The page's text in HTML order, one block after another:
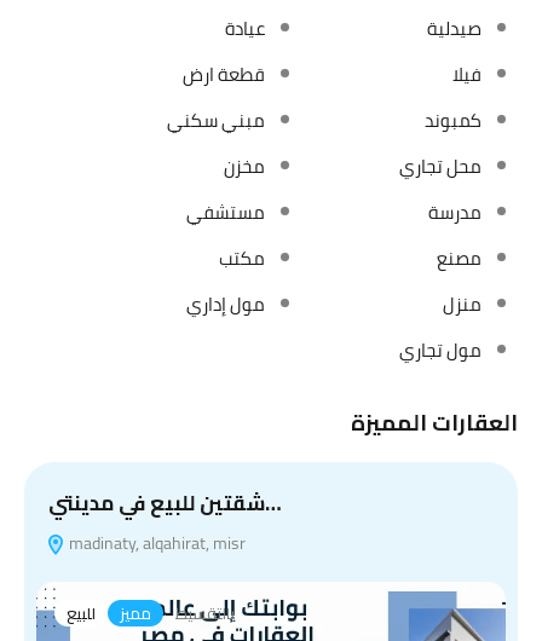
صيدلية
عيادة
فيلا
قطعة ارض
كمبوند
مبني سكني
محل تجاري
مخزن
مدرسة
مستشفي
مصنع
مكتب
منزل
مول إداري
مول تجاري
العقارات المميزة
شقتين للبيع في مدينتي…
madinaty, alqahirat, misr
للبيع مميز بالتقسيط